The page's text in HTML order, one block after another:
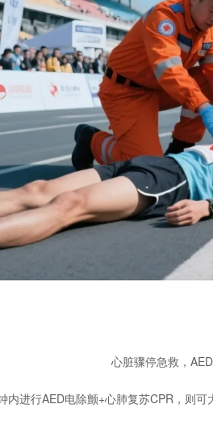
心脏骤停急救，
内进行AED电除颤+心肺复苏CPR，则